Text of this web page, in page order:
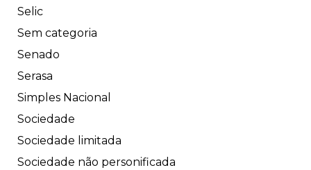
Selic
Sem categoria
Senado
Serasa
Simples Nacional
Sociedade
Sociedade limitada
Sociedade não personificada